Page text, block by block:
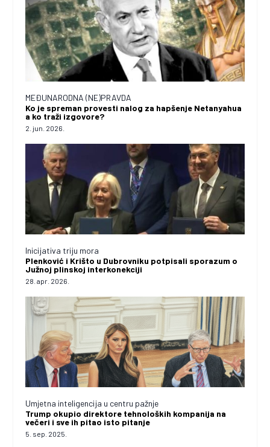
MEĐUNARODNA (NE)PRAVDA
Ko je spreman provesti nalog za hapšenje Netanyahua
a ko traži izgovore?
2. jun. 2026.
Inicijativa triju mora
Plenković i Krišto u Dubrovniku potpisali sporazum o
Južnoj plinskoj interkonekciji
28. apr. 2026.
Umjetna inteligencija u centru pažnje
Trump okupio direktore tehnoloških kompanija na
večeri i sve ih pitao isto pitanje
5. sep. 2025.